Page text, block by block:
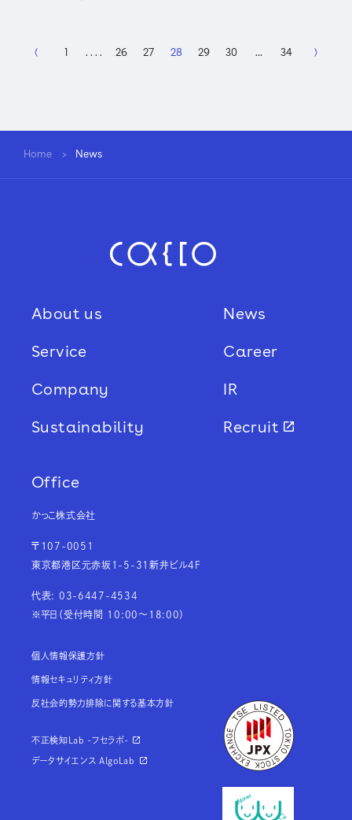
1 . . . . 26 27 28 29 30 ... 34
Home News
About us
Service
Company
Sustainability
News
Career
IR
Recruit
Office
かっこ株式会社
〒107-0051
東京都港区元赤坂1-5-31新井ビル4F
代表: 03-6447-4534
※平日（受付時間 10:00～18:00）
個人情報保護方針
情報セキュリティ方針
反社会的勢力排除に関する基本方針
不正検知Lab -フセラボ-
データサイエンス AlgoLab